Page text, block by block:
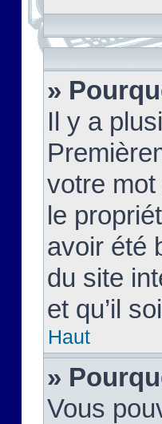
»
Il y a
votre
le
avoir été
du site
et qu’il
Haut
»
Vous